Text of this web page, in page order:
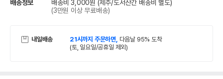
배송정보 배송비 3,000원 (제주/도서산간 배송비 별도)
(3만원 이상 무료배송)
내일배송 21시까지 주문하면, 다음날 95% 도착
(토, 일요일/공휴일 제외)